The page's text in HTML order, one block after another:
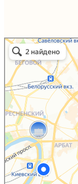
Упаковали Онлайн в Москве
Москва